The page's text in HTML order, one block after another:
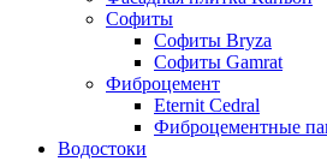
Софиты
Софиты Bryza
Софиты Gamrat
Фиброцемент
Eternit Cedral
Фиброцементные
Водостоки